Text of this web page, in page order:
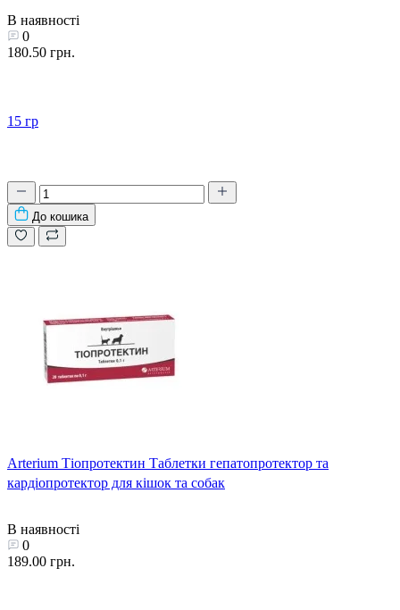
В наявності
0
180.50 грн.
15 гр
До кошика
Arterium Тіопротектин Таблетки гепатопротектор та
кардіопротектор для кішок та собак
В наявності
0
189.00 грн.